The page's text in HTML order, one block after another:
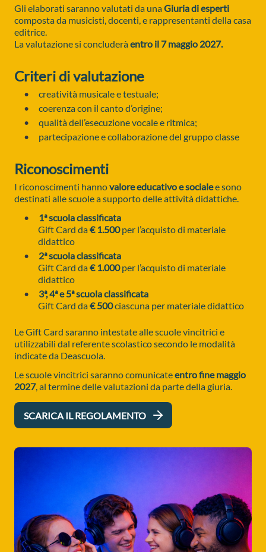
Gli elaborati saranno valutati da unaGiuria di esperti
composta da musicisti, docenti, e rappresentanti della casa
editrice.
La valutazione si concluderàentro il 7 maggio 2027.
Criteri di valutazione
creatività musicale e testuale;
coerenza con il canto d’origine;
qualità dell’esecuzione vocale e ritmica;
partecipazione e collaborazione del gruppo classe
Riconoscimenti
I riconoscimenti hannovalore educativo e socialee sono
destinati alle scuole a supporto delle attività didattiche.
1ª scuola classificata
Gift Card da€ 1.500per l’acquisto di materiale
didattico
2ª scuola classificata
Gift Card da€ 1.000per l’acquisto di materiale
didattico
3ª, 4ª e 5ª scuola classificata
Gift Card da€ 500ciascuna per materiale didattico
Le Gift Card saranno intestate alle scuole vincitrici e
utilizzabili dal referente scolastico secondo le modalità
indicate da Deascuola.
Le scuole vincitrici saranno comunicateentro fine maggio
2027, al termine delle valutazioni da parte della giuria.
SCARICA IL REGOLAMENTO